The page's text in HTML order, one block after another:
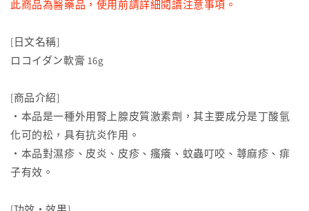
膏
16g
數
減
少
加
此商品為醫藥品，使用前請詳細閱讀注意事項。
[日文名稱]
ロコイダン軟膏 16g
[商品介紹]
・本品是一種外用腎上腺皮質激素劑，其主要成分是丁酸氫
化可的松，具有抗炎作用。
・本品對濕疹、皮炎、皮疹、瘙癢、蚊蟲叮咬、蕁麻疹、痱
子有效。